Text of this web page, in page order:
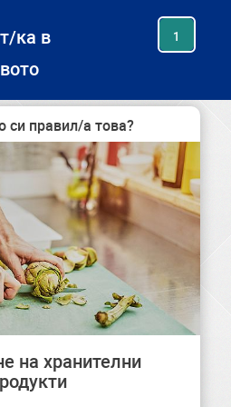
ка в
1
си правил/а това?
на хранителни